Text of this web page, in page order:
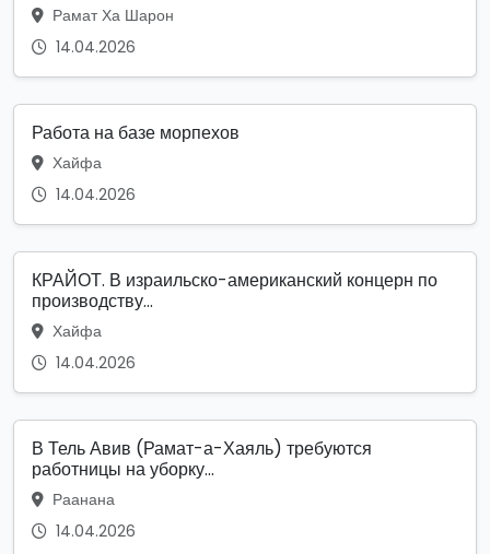
Рамат Ха Шарон
14.04.2026
Работа на базе морпехов
Хайфа
14.04.2026
КРАЙОТ. В израильско-американский концерн по
производству...
Хайфа
14.04.2026
В Тель Авив (Рамат-а-Хаяль) требуются
работницы на уборку...
Раанана
14.04.2026